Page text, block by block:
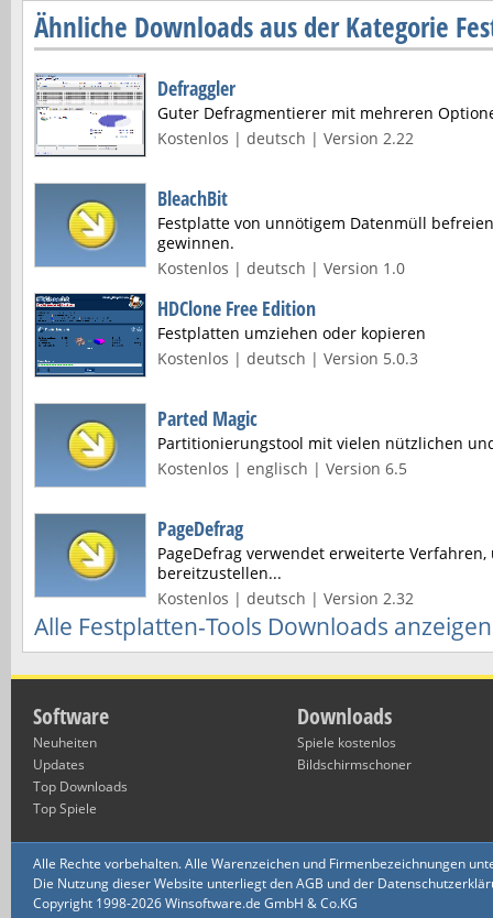
Ähnliche Downloads aus der Kategorie
Defraggler
Guter Defragmentierer mit mehreren
Kostenlos | deutsch | Version 2.22
BleachBit
Festplatte von unnötigem Datenmüll
gewinnen.
Kostenlos | deutsch | Version 1.0
HDClone Free Edition
Festplatten umziehen oder kopieren
Kostenlos | deutsch | Version 5.0.3
Parted Magic
Partitionierungstool mit vielen nützlichen
Kostenlos | englisch | Version 6.5
PageDefrag
PageDefrag verwendet erweiterte
bereitzustellen...
Kostenlos | deutsch | Version 2.32
Alle Festplatten-Tools Downloads anzeigen
Software
Neuheiten
Updates
Top Downloads
Top Spiele
Downloads
Spiele kostenlos
Bildschirmschoner
Alle Rechte vorbehalten. Alle Warenzeichen und Firmenbezeichnungen
Die Nutzung dieser Website unterliegt den AGB und der
Copyright 1998-2026 Winsoftware.de GmbH & Co.KG